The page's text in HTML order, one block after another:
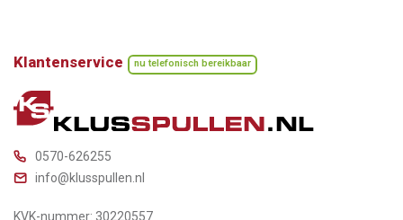
Klantenservice nu telefonisch bereikbaar
0570-626255
info@klusspullen.nl
KVK-nummer: 30220557